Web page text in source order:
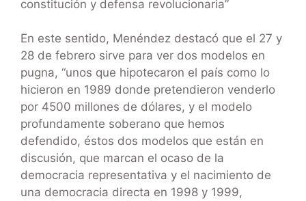
constitución y defensa revolucionaria”
En este sentido, Menéndez destacó que el 27 y
28 de febrero sirve para ver dos modelos en
pugna, “unos que hipotecaron el país como lo
hicieron en 1989 donde pretendieron venderlo
por 4500 millones de dólares, y el modelo
profundamente soberano que hemos
defendido, éstos dos modelos que están en
discusión, que marcan el ocaso de la
democracia representativa y el nacimiento de
una democracia directa en 1998 y 1999,